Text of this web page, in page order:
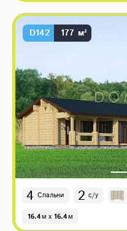
D142 177 м²
4 Спальни 2 с/у
16.4м x 16.4м